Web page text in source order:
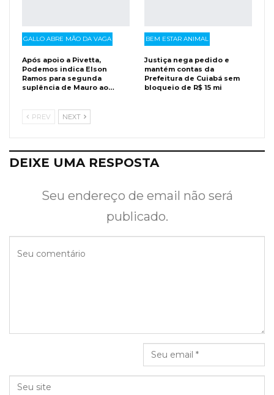
GALLO ABRE MÃO DA VAGA
Após apoio a Pivetta,
Podemos indica Elson
Ramos para segunda
suplência de Mauro ao…
BEM ESTAR ANIMAL
Justiça nega pedido e
mantém contas da
Prefeitura de Cuiabá sem
bloqueio de R$ 15 mi
PREV NEXT
DEIXE UMA RESPOSTA
Seu endereço de email não será
publicado.